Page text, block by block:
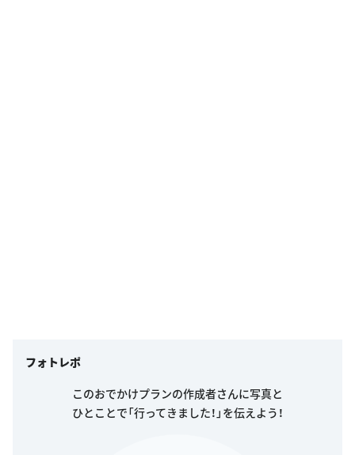
フォトレポ
このおでかけプランの作成者さんに写真と
ひとことで「行ってきました！」を伝えよう！